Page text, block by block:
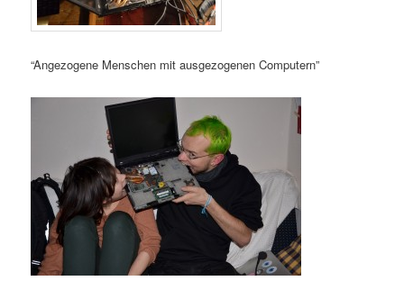
“Angezogene Menschen mit ausgezogenen Computern”